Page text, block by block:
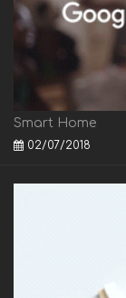
Smart Home
02/07/2018